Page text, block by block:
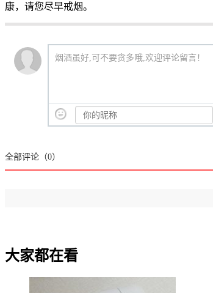
康，请您尽早戒烟。
烟酒虽好,可不要贪多哦,欢迎评论留言！
全部评论（0）
大家都在看